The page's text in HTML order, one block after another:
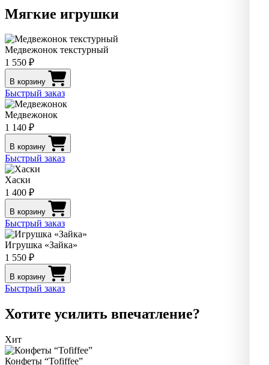
Мягкие игрушки
Медвежонок текстурный
1 550 ₽
В корзину
Быстрый заказ
Медвежонок
1 140 ₽
В корзину
Быстрый заказ
Хаски
1 400 ₽
В корзину
Быстрый заказ
Игрушка «Зайка»
1 550 ₽
В корзину
Быстрый заказ
Хотите усилить впечатление?
Хит
Конфеты “Tofiffee”